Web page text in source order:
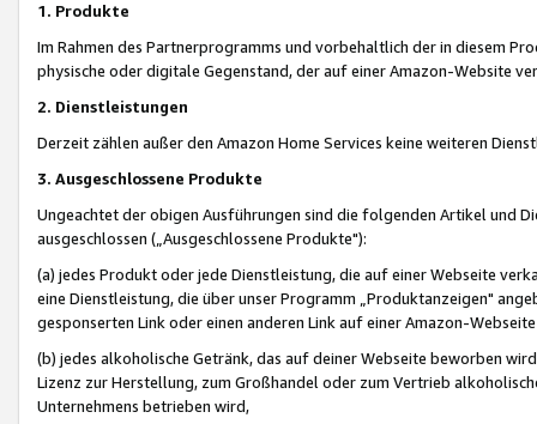
1. Produkte
Im Rahmen des Partnerprogramms und vorbehaltlich der in diesem
physische oder digitale Gegenstand, der auf einer Amazon-Website
2. Dienstleistungen
Derzeit zählen außer den Amazon Home Services keine weiteren
3. Ausgeschlossene Produkte
Ungeachtet der obigen Ausführungen sind die folgenden Artikel und
ausgeschlossen („Ausgeschlossene Produkte"):
(a) jedes Produkt oder jede Dienstleistung, die auf einer Webseite
eine Dienstleistung, die über unser Programm „Produktanzeigen"
gesponserten Link oder einen anderen Link auf einer Amazon-
(b) jedes alkoholische Getränk, das auf deiner Webseite beworben
Lizenz zur Herstellung, zum Großhandel oder zum Vertrieb
Unternehmens betrieben wird,